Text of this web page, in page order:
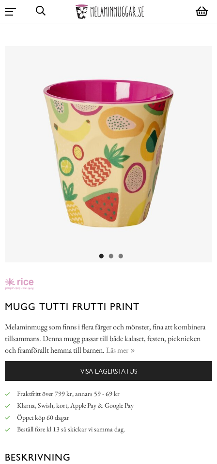
MUGG TUTTI FRUTTI PRINT
Melaminmugg som finns i flera färger och mönster, fina att kombinera
tillsammans. Denna mugg passar till både kalaset, festen, picknicken
och framförallt hemma till barnen. Läs mer
VISA LAGERSTATUS
Fraktfritt över 799 kr, annars 59 - 69 kr
Klarna, Swish, kort, Apple Pay & Google Pay
Öppet köp 60 dagar
Beställ före kl 13 så skickar vi samma dag.
BESKRIVNING